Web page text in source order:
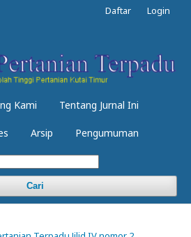
Kami Tentang Jurnal Ini
Arsip Pengumuman
Cari
Daftar Login